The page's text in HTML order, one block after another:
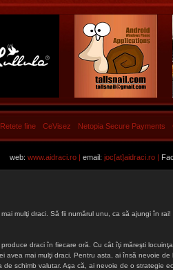
Retete fine CeVisez Netopia Secure Payments
web: www.aidraci.ro | email: joc[at]aidraci.ro |
mulţi draci. Să fii numărul unu, ca să ajungi în
draci în fiecare oră. Cu cât îţi măreşti
avea mai mulţi draci. Pentru asta, ai însă nevoie
de schimb valutar. Aşa că, ai nevoie de o strategie